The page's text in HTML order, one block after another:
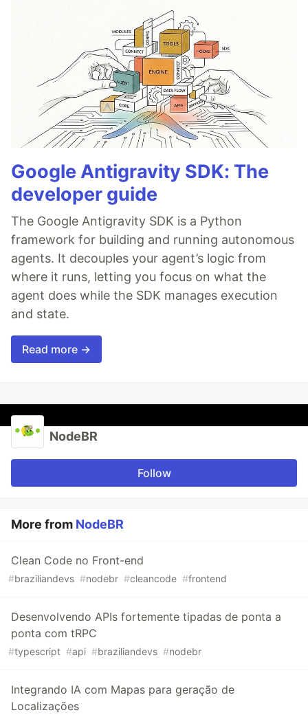
Google Antigravity SDK: The
developer guide
The Google Antigravity SDK is a Python
framework for building and running autonomous
agents. It decouples your agent’s logic from
where it runs, letting you focus on what the
agent does while the SDK manages execution
and state.
Read more →
NodeBR
Follow
More from NodeBR
Clean Code no Front-end
#braziliandevs #nodebr #cleancode #frontend
Desenvolvendo APIs fortemente tipadas de ponta a
ponta com tRPC
#typescript #api #braziliandevs #nodebr
Integrando IA com Mapas para geração de
Localizações